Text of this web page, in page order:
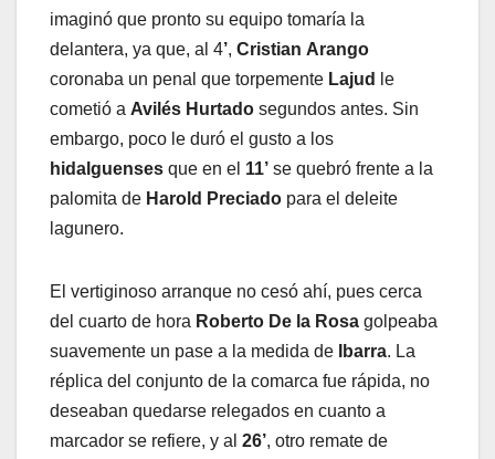
imaginó que pronto su equipo tomaría la
delantera, ya que, al 4’, Cristian Arango
coronaba un penal que torpemente Lajud
le
cometió a Avilés Hurtado segundos antes. Sin
embargo, poco le duró el gusto a los
hidalguenses que en el 11’ se quebró frente a la
palomita de Harold Preciado para el deleite
lagunero.
El vertiginoso arranque no cesó ahí, pues cerca
del cuarto de hora Roberto De la Rosa golpeaba
suavemente un pase a la medida de
Ibarra. La
réplica del conjunto de la comarca fue rápida, no
deseaban quedarse relegados en cuanto a
marcador se refiere, y al 26’, otro remate de